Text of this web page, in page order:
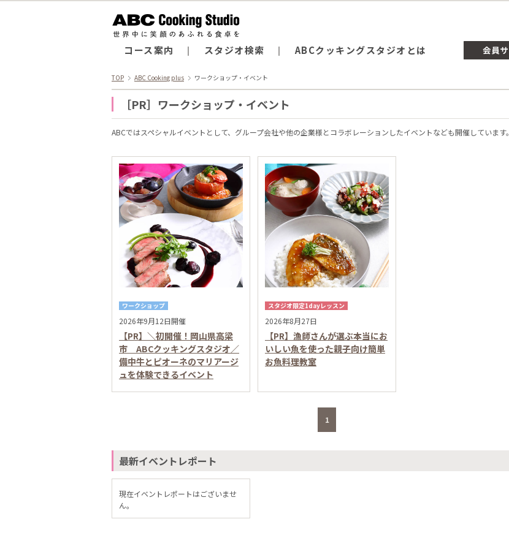
コース案内 スタジオ検索 ABCクッキングスタジオとは
TOP ABC Cooking plus ワークショップ・イベント
［PR］ワークショップ・イベント
ABCではスペシャルイベントとして、グループ会社や他の企業様とコラボレーションしたイベントなども開催しています。
ワークショップ
2026年9月12日開催
【PR】＼初開催！岡山県高梁
市 ABCクッキングスタジオ／
備中牛とピオーネのマリアージ
ュを体験できるイベント
スタジオ限定1dayレッスン
2026年8月27日
【PR】漁師さんが選ぶ本当にお
いしい魚を使った親子向け簡単
お魚料理教室
1
最新イベントレポート
現在イベントレポートはございませ
ん。